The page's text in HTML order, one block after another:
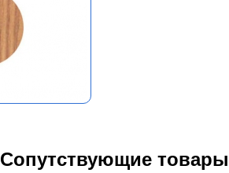
Сопутствующие товары